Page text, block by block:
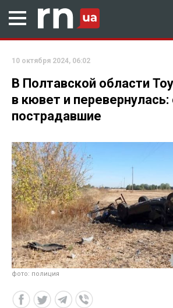
10 октября 2024, 06:02
В Полтавской области
в кювет и перевернулась:
пострадавшие
фото: полиция